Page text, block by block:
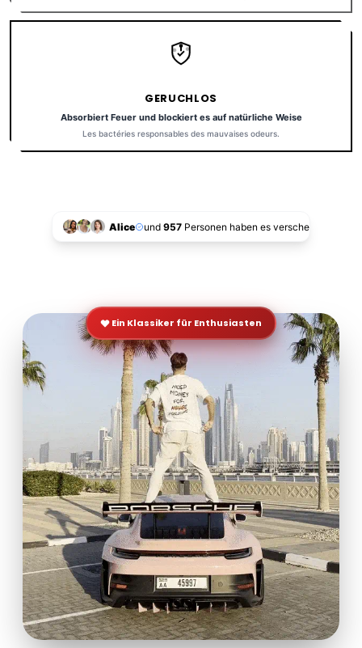
GERUCHLOS
Absorbiert Feuer und blockiert es auf natürliche Weise
Les bactéries responsables des mauvaises odeurs.
Alice und 957 Personen haben es verschenkt!
Ein Klassiker für Enthusiasten